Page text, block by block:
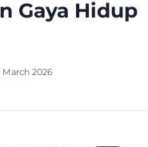
Gaya Hidup
March 2026